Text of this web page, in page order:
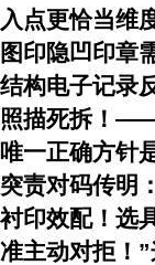
入点更恰当维
图印隐凹印章
结构电子记录
照描死拆！
唯一正确方针
突责对码传明
衬印效配！选
准主动对拒！